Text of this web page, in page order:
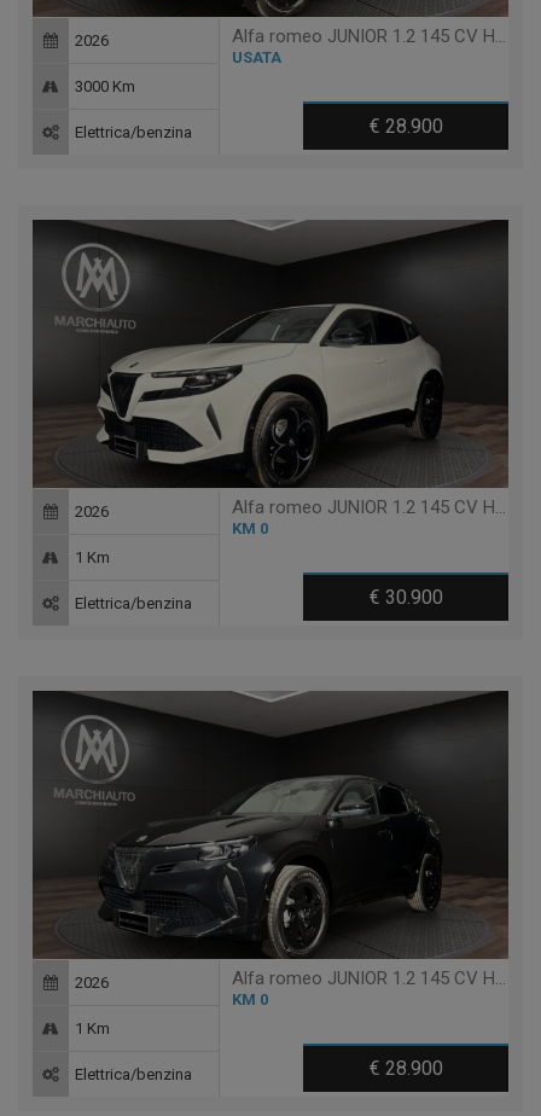
Alfa romeo JUNIOR 1.2 145 CV HYBRID EDCT6 (PACK TECHNO)
USATA
€ 28.900
2026
3000 Km
Elettrica/benzina
KM 0
€ 30.900
2026
1 Km
Elettrica/benzina
KM 0
€ 28.900
2026
1 Km
Elettrica/benzina